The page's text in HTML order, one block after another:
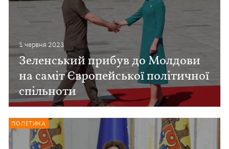
1 червня 2023
Зеленський прибув до Молдови
на саміт Європейської політичної
спільноти
ПОЛІТИКА